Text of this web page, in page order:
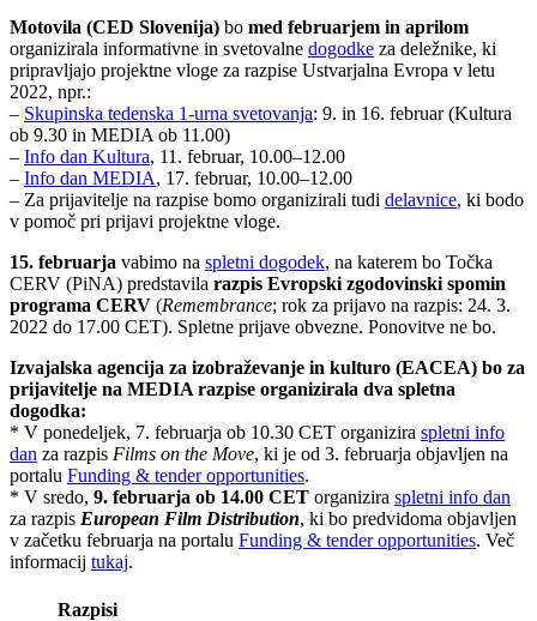
Motovila (CED Slovenija) bo med februarjem in aprilom
organizirala informativne in svetovalne dogodke za deležnike, ki
pripravljajo projektne vloge za razpise Ustvarjalna Evropa v letu
2022, npr.:
– Skupinska tedenska 1-urna svetovanja: 9. in 16. februar (Kultura
ob 9.30 in MEDIA ob 11.00)
– Info dan Kultura, 11. februar, 10.00–12.00
– Info dan MEDIA, 17. februar, 10.00–12.00
– Za prijavitelje na razpise bomo organizirali tudi delavnice, ki bodo
v pomoč pri prijavi projektne vloge.
15. februarja vabimo na spletni dogodek, na katerem bo Točka
CERV (PiNA) predstavila razpis Evropski zgodovinski spomin
programa CERV (Remembrance; rok za prijavo na razpis: 24. 3.
2022 do 17.00 CET). Spletne prijave obvezne. Ponovitve ne bo.
Izvajalska agencija za izobraževanje in kulturo (EACEA) bo za
prijavitelje na MEDIA razpise organizirala dva spletna
dogodka:
* V ponedeljek, 7. februarja ob 10.30 CET organizira spletni info
dan za razpis Films on the Move, ki je od 3. februarja objavljen na
portalu Funding & tender opportunities.
* V sredo, 9. februarja ob 14.00 CET organizira spletni info dan
za razpis European Film Distribution, ki bo predvidoma objavljen
v začetku februarja na portalu Funding & tender opportunities. Več
informacij tukaj.
Razpisi